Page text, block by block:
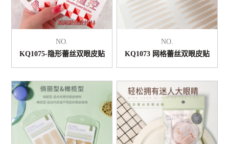
NO.
KQ1075-隐形蕾丝双眼皮贴
NO.
KQ1073 网格蕾丝双眼皮贴